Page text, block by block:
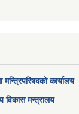
कार्यालय
विकास मन्त्रालय